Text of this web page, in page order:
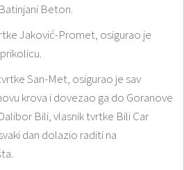
Beton.
Jaković-Promet, osigurao je
San-Met, osigurao je sav
krova i dovezao ga do Goranove
Bili, vlasnik tvrtke Bili Car
dan dolazio raditi na